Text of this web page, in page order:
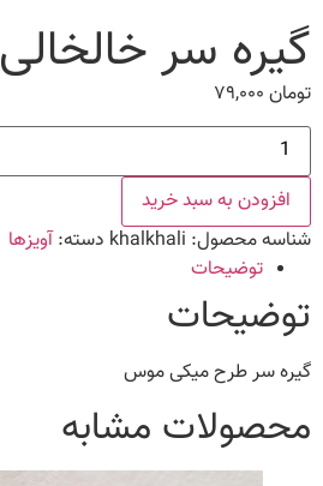
گیره سر خالخالی
تومان
گیره
خالخالی
عددافزودن به سبد خرید
شناسه محصول: khalkhali دسته:آویزها
توضیحات
توضیحات
گیره سر طرح میکی موس
محصولات مشابه